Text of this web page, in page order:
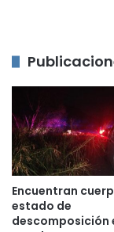
Encuentran
estado de
descomposición